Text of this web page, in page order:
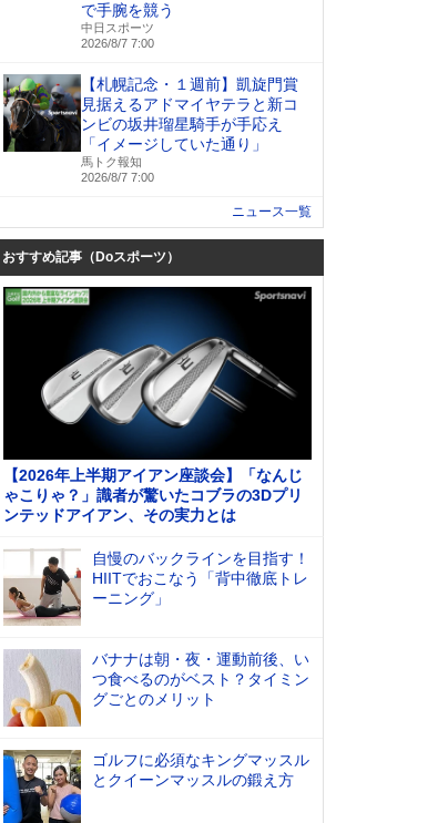
で手腕を競う
中日スポーツ
2026/8/7 7:00
【札幌記念・１週前】凱旋門賞
見据えるアドマイヤテラと新コ
ンビの坂井瑠星騎手が手応え
「イメージしていた通り」
馬トク報知
2026/8/7 7:00
ニュース一覧
おすすめ記事（Doスポーツ）
【2026年上半期アイアン座談会】「なんじ
ゃこりゃ？」識者が驚いたコブラの3Dプリ
ンテッドアイアン、その実力とは
自慢のバックラインを目指す！
HIITでおこなう「背中徹底トレ
ーニング」
バナナは朝・夜・運動前後、い
つ食べるのがベスト？タイミン
グごとのメリット
ゴルフに必須なキングマッスル
とクイーンマッスルの鍛え方